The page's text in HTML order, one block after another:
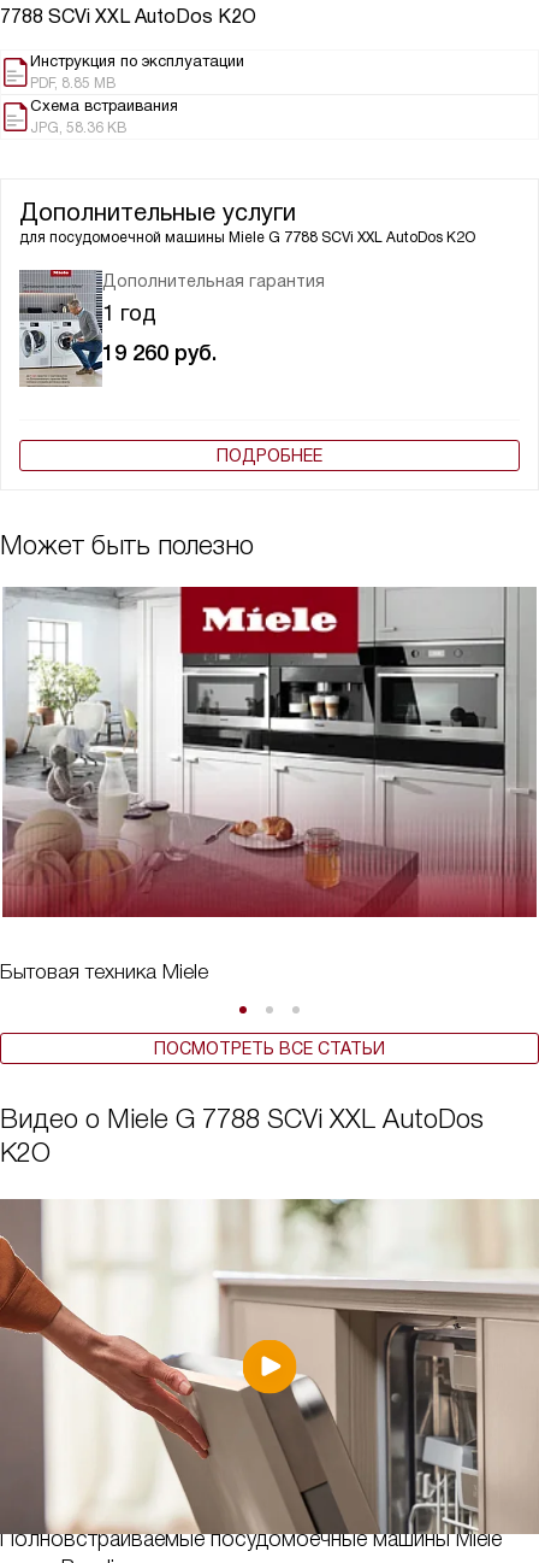
7788 SCVi XXL AutoDos K2O
Инструкция по эксплуатации
PDF, 8.85 MB
Схема встраивания
JPG, 58.36 KB
Дополнительные услуги
для посудомоечной машины Miele G 7788 SCVi XXL AutoDos K2O
Дополнительная гарантия
1 год
19 260 руб.
ПОДРОБНЕЕ
Может быть полезно
Бытовая техника Miele
ПОСМОТРЕТЬ ВСЕ СТАТЬИ
Видео о Miele G 7788 SCVi XXL AutoDos
K2O
Полновстраиваемые посудомоечные машины Miele